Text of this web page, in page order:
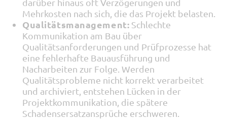
darüber hinaus oft Verzögerungen und
Mehrkosten nach sich, die das Projekt belasten.
Qualitätsmanagement: Schlechte
Kommunikation am Bau über
Qualitätsanforderungen und Prüfprozesse hat
eine fehlerhafte Bauausführung und
Nacharbeiten zur Folge. Werden
Qualitätsprobleme nicht korrekt verarbeitet
und archiviert, entstehen Lücken in der
Projektkommunikation, die spätere
Schadensersatzansprüche erschweren.